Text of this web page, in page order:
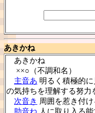
あきかね
あきかね
××○（不調和名）
主音あ 明るく積極的
の気持ちを理解する努力
次音き 周囲を惹き付け
助音ね 人に取り入る能